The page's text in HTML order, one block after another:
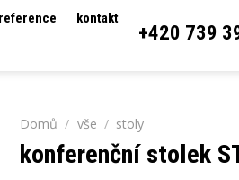
reference kontakt
+420 739
Domů / vše / stoly
konferenční stolek